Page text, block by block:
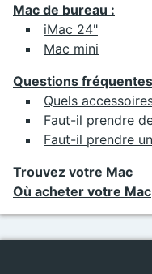
Mac de bureau :
iMac 24"
Mac mini
Questions
Quels
Faut-il prendre
Faut-il prendre
Trouvez votre Mac
Où acheter votre Mac